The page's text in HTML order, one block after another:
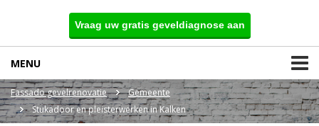
Vraag uw gratis geveldiagnose aan
MENU
Fassado gevelrenovatie
Gemeente
Stukadoor en pleisterwerken in Kalken